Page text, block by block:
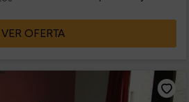
VER OFERTA